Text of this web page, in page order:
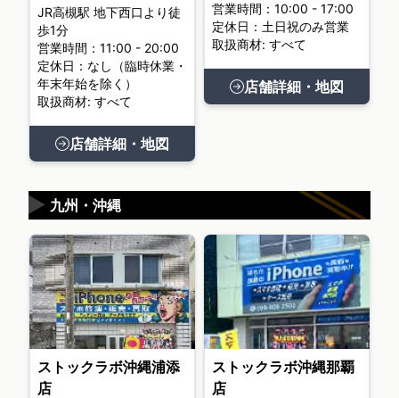
JR高槻駅 地下西口より徒
歩1分
営業時間：11:00 - 20:00
定休日：なし（臨時休業・
年末年始を除く）
取扱商材: すべて
店舗詳細・地図
営業時間：10:00 - 17:00
定休日：土日祝のみ営業
取扱商材: すべて
店舗詳細・地図
九州・沖縄
▶
ストックラボ沖縄浦添
店
ストックラボ沖縄那覇
店